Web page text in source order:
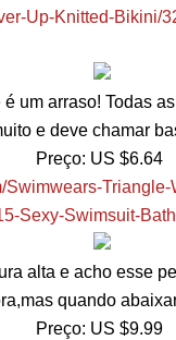
Up-Knitted-Bikini/
um arraso! Todas
e deve chamar
Preço: US $6.64
Swimwears-
Sexy-Swimsuit-
alta e acho esse
quando
Preço: US $9.99